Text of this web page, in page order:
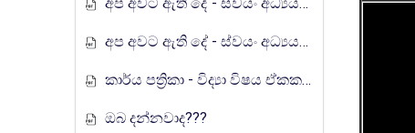
අප අවට ඇති දේ - ස්වයං අධ්‍යයන ඉගෙනුම් කට්ටලය (පිළිතුරු)
කාර්ය පත්‍රිකා - විද්‍යා විෂය ඒකක සංවර්ධන වැඩසටහන, මතුගම අධ්‍යාපන කලාපය
ඔබ දන්නවාද???